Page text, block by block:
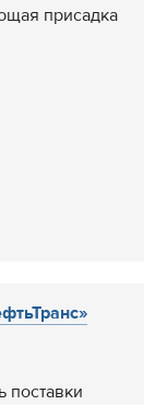
присадка
поставки